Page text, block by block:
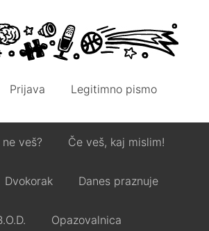
Prijava Legitimno pismo
veš? Če veš, kaj mislim!
Dvokorak Danes praznuje
Opazovalnica